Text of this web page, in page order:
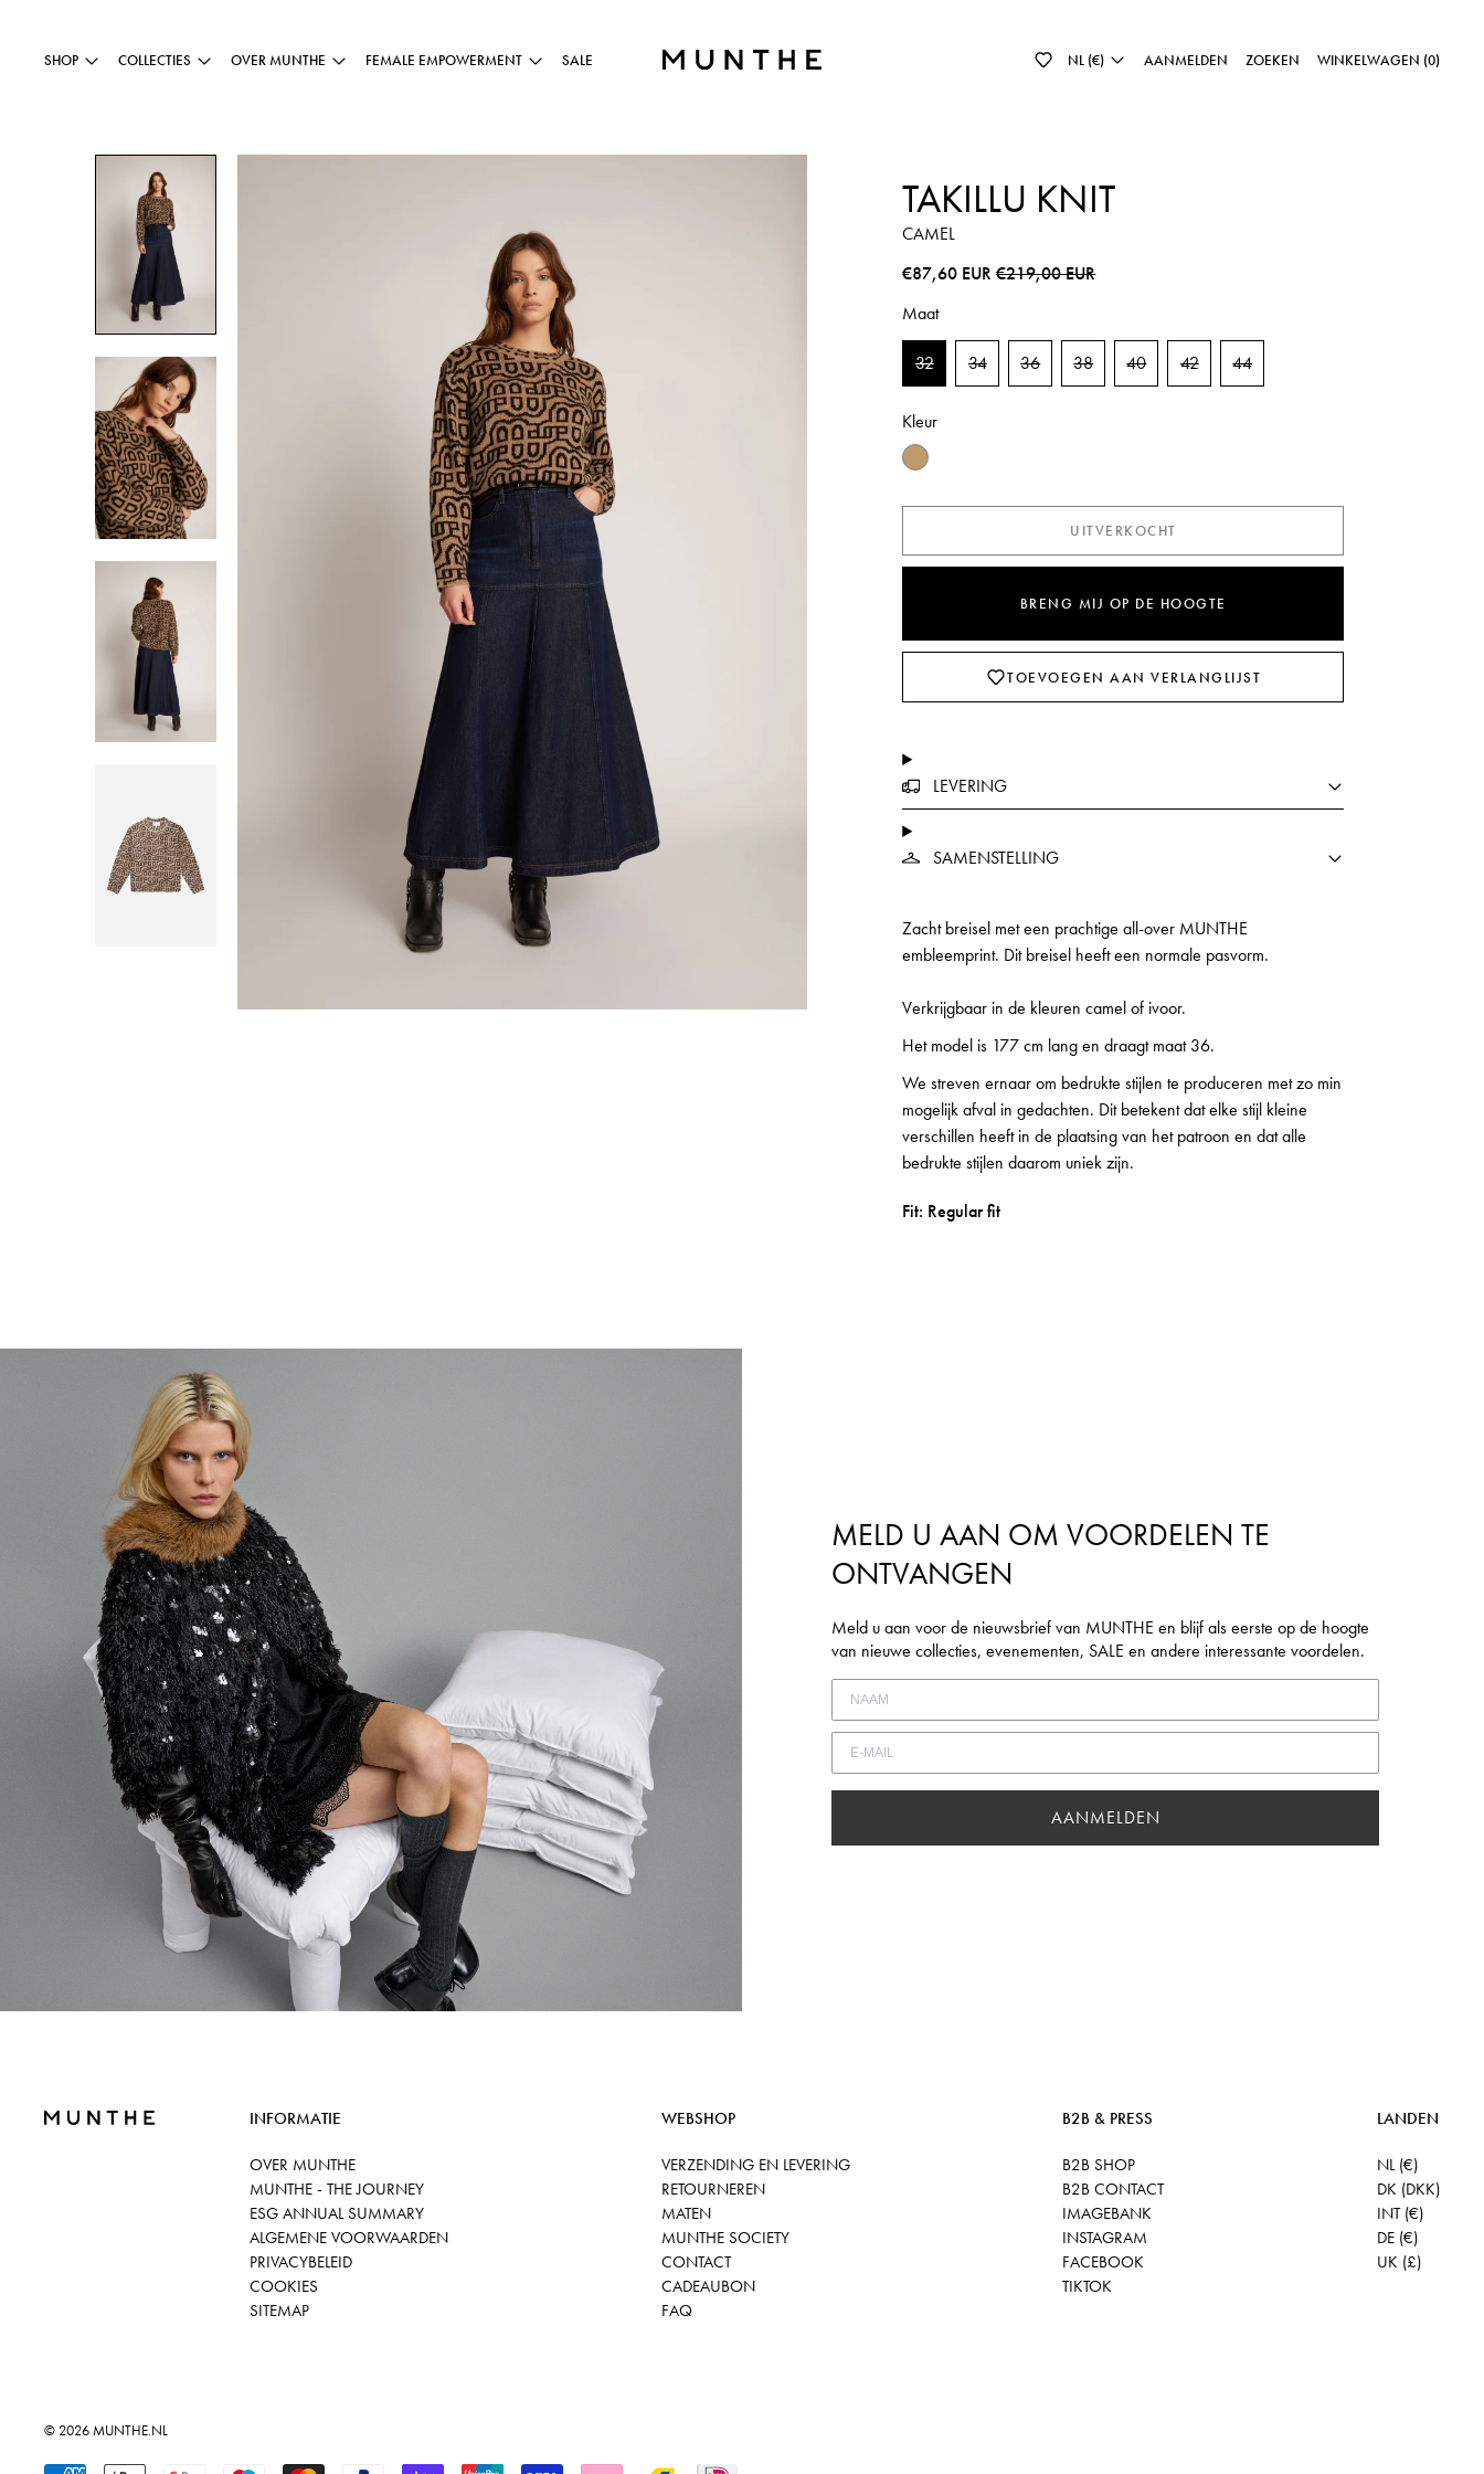
SHOP COLLECTIES OVER MUNTHE FEMALE EMPOWERMENT SALE NL (€) AANMELDEN ZOEKEN WINKELWAGEN (0)
TAKILLU KNIT
CAMEL
Normale prijs
€87,60 EUR Sale prijs
€219,00 EUR
Maat
32 34 36 38 40 42 44
Kleur
UITVERKOCHT
BRENG MIJ OP DE HOOGTE
TOEVOEGEN AAN VERLANGLIJST
LEVERING
SAMENSTELLING
Zacht breisel met een prachtige all-over MUNTHE
embleemprint. Dit breisel heeft een normale pasvorm.
Verkrijgbaar in de kleuren camel of ivoor.
Het model is 177 cm lang en draagt maat 36.
We streven ernaar om bedrukte stijlen te produceren met zo min
mogelijk afval in gedachten. Dit betekent dat elke stijl kleine
verschillen heeft in de plaatsing van het patroon en dat alle
bedrukte stijlen daarom uniek zijn.
Fit: Regular fit
MELD U AAN OM VOORDELEN TE
ONTVANGEN
Meld u aan voor de nieuwsbrief van MUNTHE en blijf als eerste op de hoogte
van nieuwe collecties, evenementen, SALE en andere interessante voordelen.
AANMELDEN
INFORMATIE
OVER MUNTHE
MUNTHE - THE JOURNEY
ESG ANNUAL SUMMARY
ALGEMENE VOORWAARDEN
PRIVACYBELEID
COOKIES
SITEMAP
WEBSHOP
VERZENDING EN LEVERING
RETOURNEREN
MATEN
MUNTHE SOCIETY
CONTACT
CADEAUBON
FAQ
B2B & PRESS
B2B SHOP
B2B CONTACT
IMAGEBANK
INSTAGRAM
FACEBOOK
TIKTOK
LANDEN
NL (€)
DK (DKK)
INT (€)
DE (€)
UK (£)
© 2026MUNTHE.NL
Meld u aan bij uw account om producten aan uw verlanglijst toe te
voegen en uw eerder opgeslagen artikelen te bekijken.